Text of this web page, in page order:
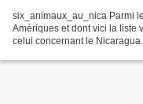
six_animaux_au_nica Parmi
Amériques et dont vici la liste
celui concernant le